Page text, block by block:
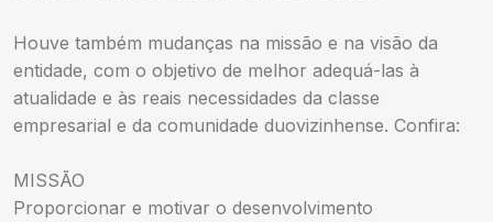
Houve também mudanças na missão e na visão da
entidade, com o objetivo de melhor adequá-las à
atualidade e às reais necessidades da classe
empresarial e da comunidade duovizinhense. Confira:
MISSÃO
Proporcionar e motivar o desenvolvimento